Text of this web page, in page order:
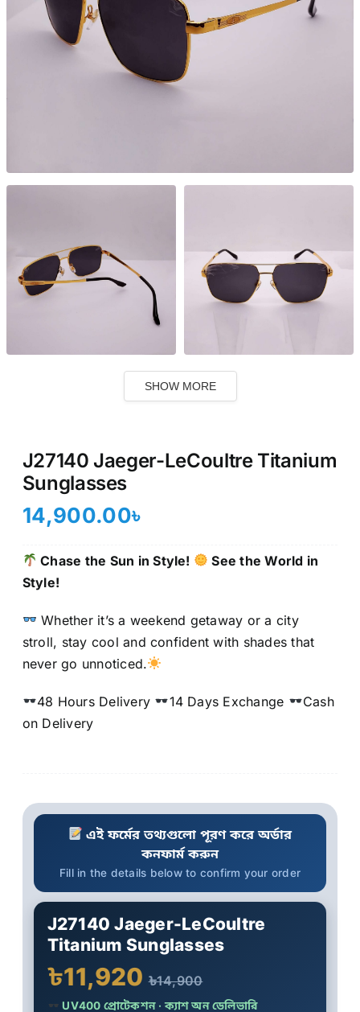
SHOW MORE
J27140 Jaeger-LeCoultre Titanium
Sunglasses
14,900.00৳
Chase the Sun in Style!
See the World in
Style!
Whether it’s a weekend getaway or a city
stroll, stay cool and confident with shades that
never go unnoticed.
48 Hours Delivery 14 Days Exchange
Cash
on Delivery
এই ফর্মের তথ্যগুলো পূরণ করে অর্ডার
কনফার্ম করুন
Fill in the details below to confirm your order
J27140 Jaeger-LeCoultre
Titanium Sunglasses
৳11,920৳14,900
UV400 প্রোটেকশন · ক্যাশ অন ডেলিভারি